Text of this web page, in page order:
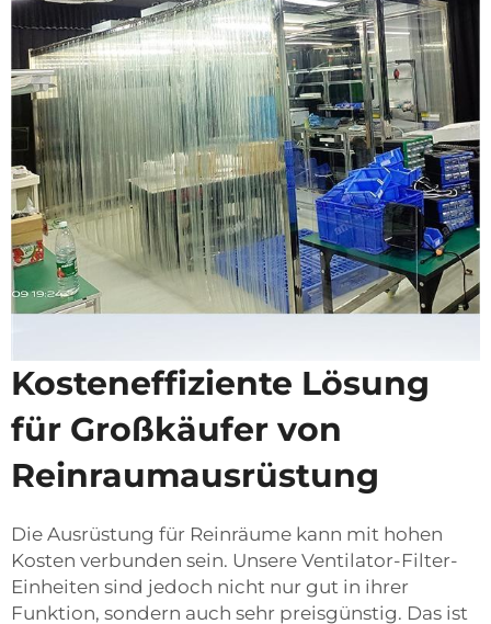
Kosteneffiziente Lösung
für Großkäufer von
Reinraumausrüstung
Die Ausrüstung für Reinräume kann mit hohen
Kosten verbunden sein. Unsere Ventilator-Filter-
Einheiten sind jedoch nicht nur gut in ihrer
Funktion, sondern auch sehr preisgünstig. Das ist